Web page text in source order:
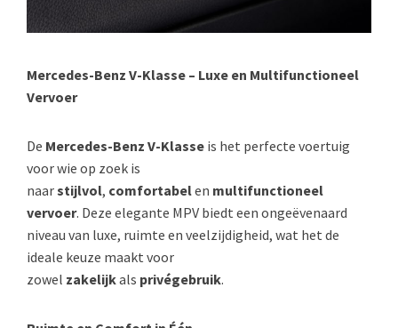
Mercedes-Benz V-Klasse – Luxe en Multifunctioneel
Vervoer
De Mercedes-Benz V-Klasse is het perfecte voertuig
voor wie op zoek is
naarstijlvol, comfortabelen multifunctioneel
vervoer. Deze elegante MPV biedt een ongeëvenaard
niveau van luxe, ruimte en veelzijdigheid, wat het de
ideale keuze maakt voor
zowel zakelijkals privégebruik.